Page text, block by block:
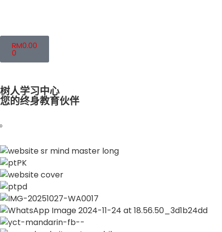
RM0.00
0
树人学习中心
您的终身教育伙伴